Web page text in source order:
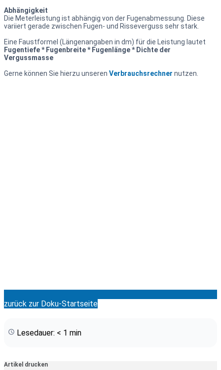
Abhängigkeit
Die Meterleistung ist abhängig von der Fugenabmessung. Diese
variiert gerade zwischen Fugen- und Risseverguss sehr stark.
Eine Faustformel (Längenangaben in dm) für die Leistung lautet
Fugentiefe * Fugenbreite * Fugenlänge * Dichte der
Vergussmasse
Gerne können Sie hierzu unseren Verbrauchsrechner nutzen.
zurück zur Doku-Startseite
Lesedauer: < 1 min
Artikel drucken